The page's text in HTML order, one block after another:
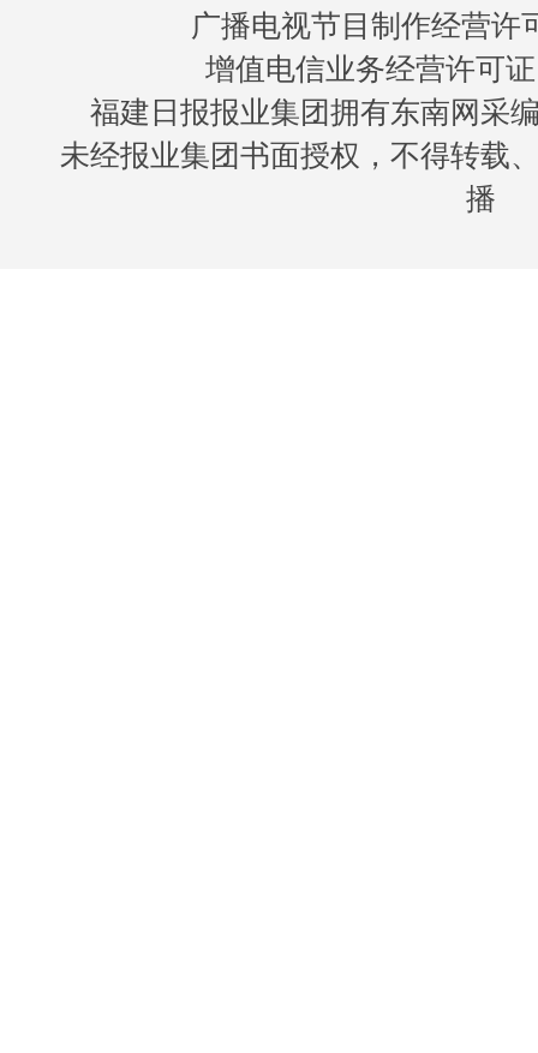
广播电视节目制作经营许
增值电信业务经营许可
福建日报报业集团拥有东南网采
未经报业集团书面授权，不得转载
播